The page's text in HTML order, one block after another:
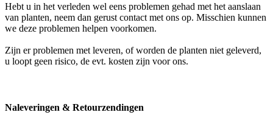
Hebt u in het verleden wel eens problemen gehad met het aanslaan
van planten, neem dan gerust contact met ons op. Misschien kunnen
we deze problemen helpen voorkomen.
Zijn er problemen met leveren, of worden de planten niet geleverd,
u loopt geen risico, de evt. kosten zijn voor ons.
Naleveringen & Retourzendingen